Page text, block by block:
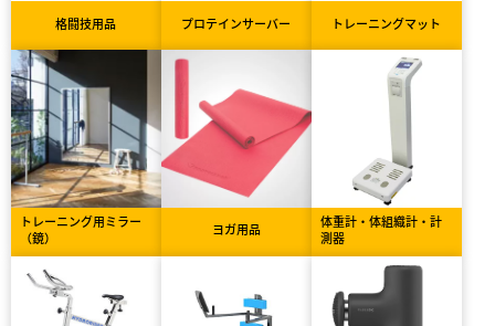
格闘技用品 プロテインサーバー トレーニングマット
トレーニング用ミラー
（鏡）
ヨガ用品
体重計・体組織計・計
測器